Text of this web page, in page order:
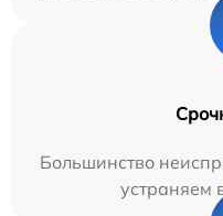
Большинство
устраняем